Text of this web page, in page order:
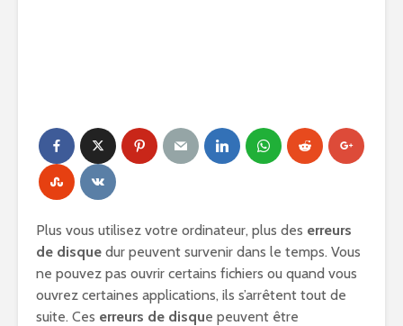
Plus vous utilisez votre ordinateur, plus des erreurs
de disque dur peuvent survenir dans le temps. Vous
ne pouvez pas ouvrir certains fichiers ou quand vous
ouvrez certaines applications, ils s’arrêtent tout de
suite. Ces erreurs de disque peuvent être